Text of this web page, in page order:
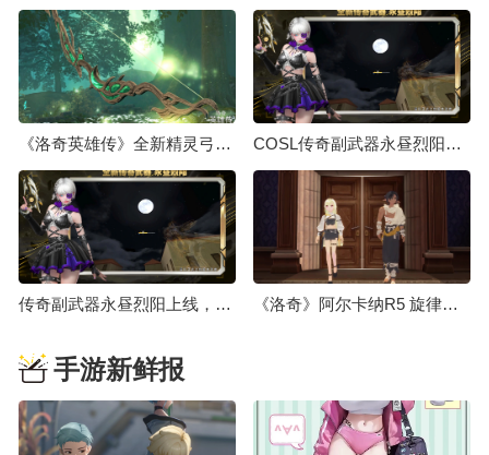
《洛奇英雄传》全新精灵弓箭手“露米艾尔”8月18日登场！ COSL传奇副武器永昼烈阳上线 大灾变终章决战打响
传奇副武器永昼烈阳上线，大灾变终章决战打响 《洛奇》阿尔卡纳R5 旋律操纵师&狂怒斗士强势登场！
手游新鲜报